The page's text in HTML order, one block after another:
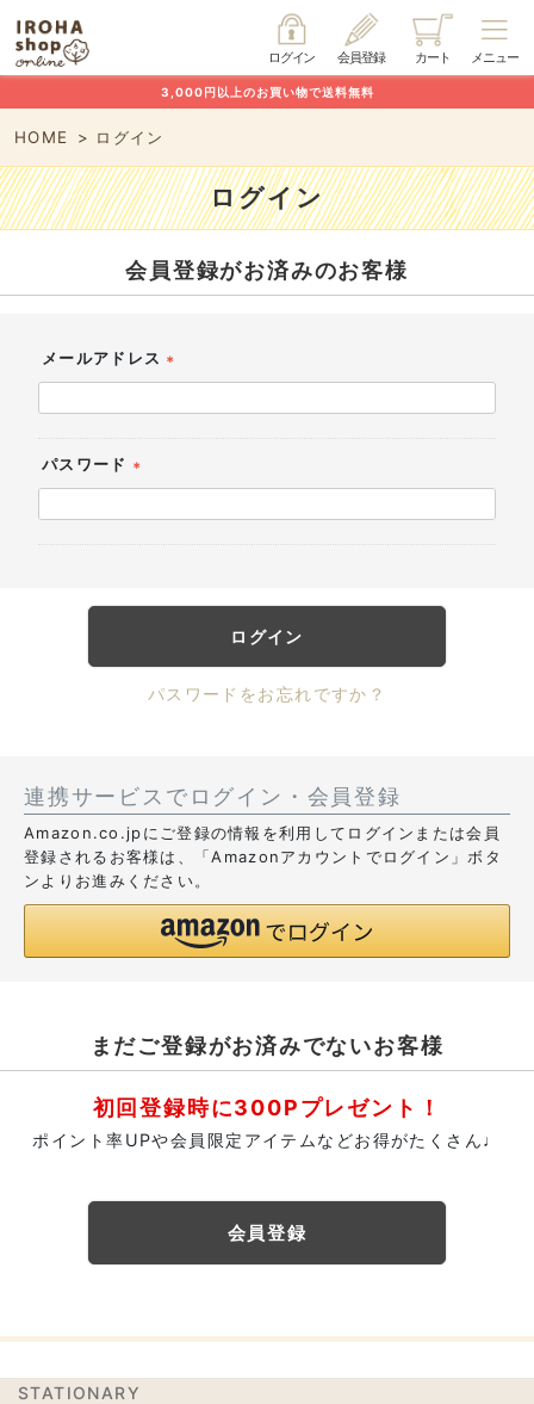
メニュー
カート
会員登録
ログイン
3,000円以上のお買い物で送料無料
HOME ログイン
ログイン
会員登録がお済みのお客様
メールアドレス
(必
須)
パスワード
(必
須)
ログイン
パスワードをお忘れですか？
連携サービスでログイン・会員登録
Amazon.co.jpにご登録の情報を利用してログインまたは会員
登録されるお客様は、「Amazonアカウントでログイン」ボタ
ンよりお進みください。
まだご登録がお済みでないお客様
初回登録時に300Pプレゼント！
ポイント率UPや会員限定アイテムなどお得がたくさん♩
会員登録
STATIONARY